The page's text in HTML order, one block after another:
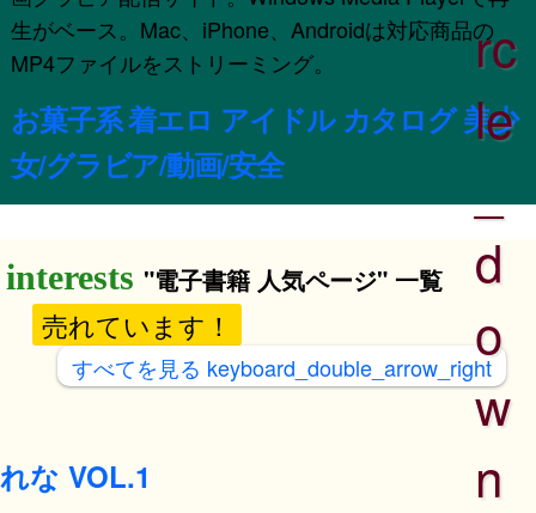
生がベース。Mac、iPhone、Androidは対応商品の
MP4ファイルをストリーミング。
お菓子系 着エロ アイドル カタログ 美少
女/グラビア/動画/安全
rc
le
_
d
o
w
n
"電子書籍 人気ページ" 一覧
売れています！
すべてを見る keyboard_double_arrow_right
れな VOL.1